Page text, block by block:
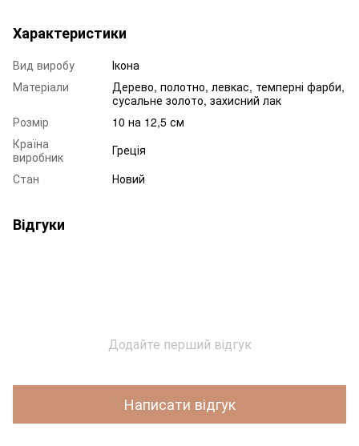
Характеристики
Вид виробу
Ікона
Матеріали
Дерево, полотно, левкас, темперні фарби,
сусальне золото, захисний лак
Розмір
10 на 12,5 см
Країна
виробник
Греція
Стан
Новий
Відгуки
Додайте перший відгук
Написати відгук